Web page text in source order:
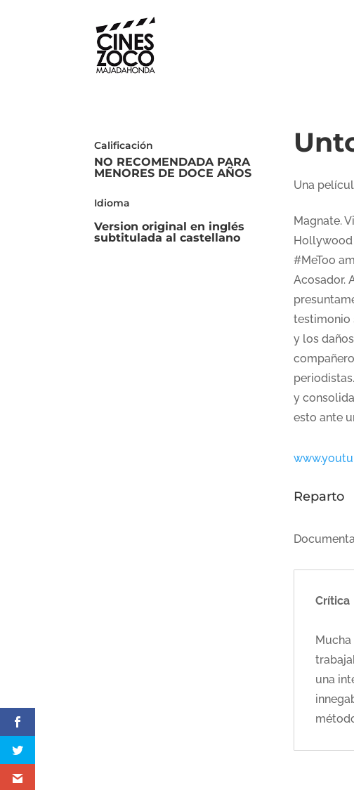
Calificación
NO RECOMENDADA PARA
MENORES DE DOCE AÑOS
Idioma
Version original en inglés
subtitulada al castellano
Una
Magnate.
Hollywood
#MeToo
Acosador.
testimonio
y los
y
esto ante
Reparto
Crítica
una